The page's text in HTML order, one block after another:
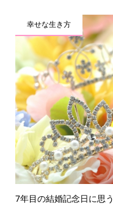
幸せな生き方
7年目の結婚記念日に思